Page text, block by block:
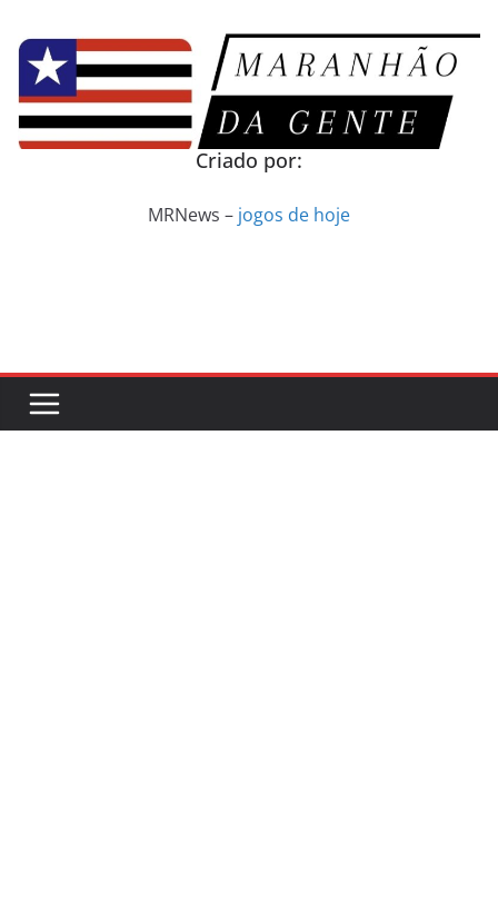
para
conteúdo
Criado por:
MRNews – jogos de hoje